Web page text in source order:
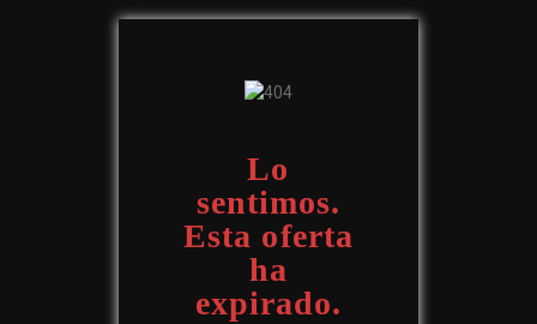
Lo
sentimos.
Esta oferta
ha
expirado.